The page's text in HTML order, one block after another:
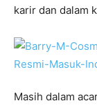
karir dan dalam
Masih dalam